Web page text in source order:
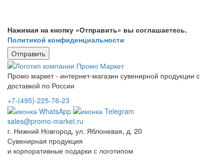
Нажимая на кнопку «Отправить» вы соглашаетесь.
Политикой конфиденциальности
Промо маркет - интернет-магазин сувенирной продукции с
доставкой по России
+7-(495)-225-76-23
sales@promo-market.ru
г. Нижний Новгород, ул. Яблоневая, д. 20
Сувенирная продукция
и корпоративные подарки с логотипом